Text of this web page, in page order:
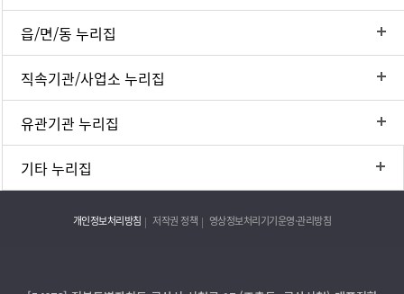
읍/면/동 누리집
직속기관/사업소 누리집
유관기관 누리집
기타 누리집
개인정보처리방침 저작권 정책 영상정보처리기기운영·관리방침